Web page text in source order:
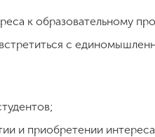
к образовательному
с
и приобретении